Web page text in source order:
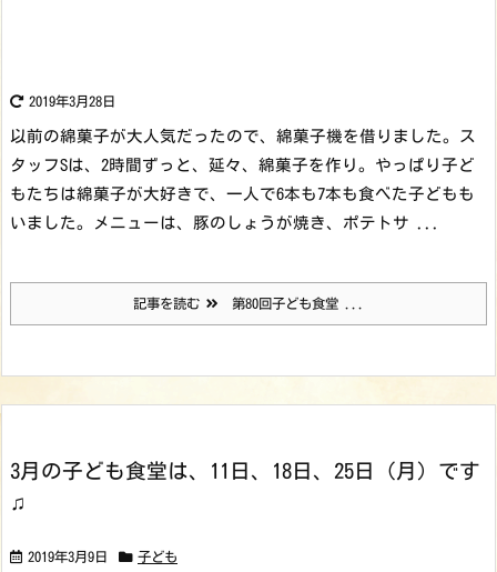
2019年3月28日
以前の綿菓子が大人気だったので、綿菓子機を借りました。ス
タッフSは、2時間ずっと、延々、綿菓子を作り。やっぱり子ど
もたちは綿菓子が大好きで、一人で6本も7本も食べた子どもも
いました。
メニューは、豚のしょうが焼き、ポテトサ ...
記事を読む 第80回子ども食堂 ...
3月の子ども食堂は、11日、18日、25日（月）です
♫
2019年3月9日 子ども